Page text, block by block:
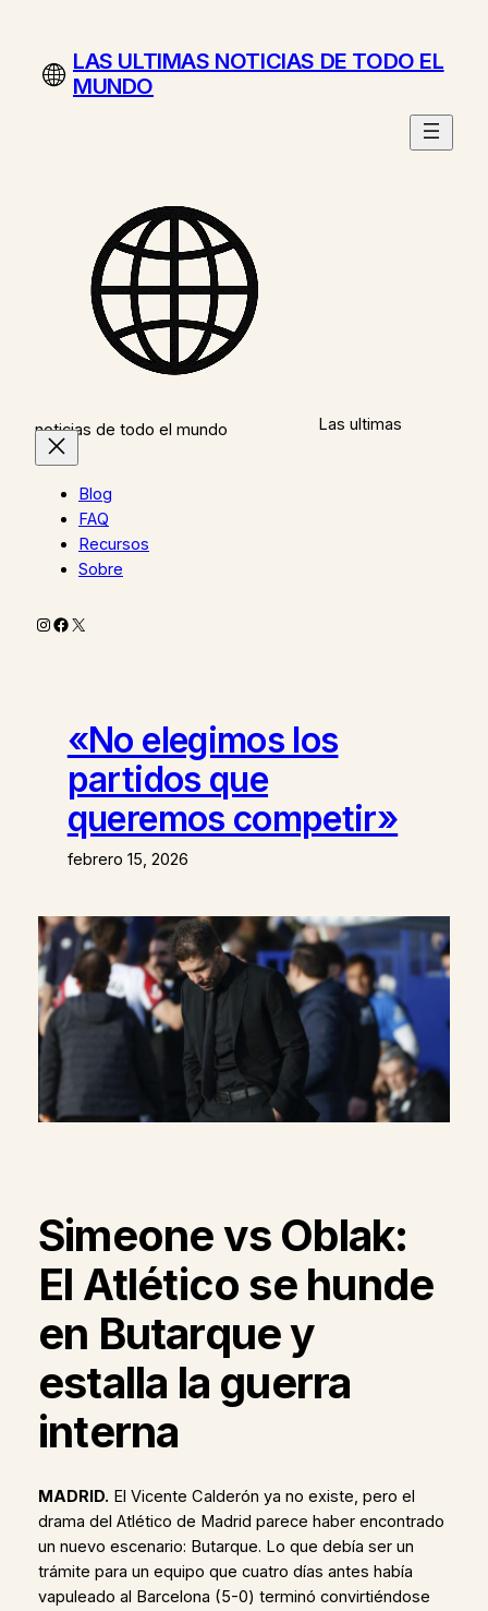
contenidoLAS ULTIMAS NOTICIAS DE TODO EL
MUNDO
Las ultimas
noticias de todo el mundo
Blog
FAQ
Recursos
Sobre
Instagram
Facebook
X
«No elegimos los
partidos que
queremos competir»
febrero 15, 2026
Simeone vs Oblak:
El Atlético se hunde
en Butarque y
estalla la guerra
interna
MADRID. El Vicente Calderón ya no existe, pero el
drama del Atlético de Madrid parece haber encontrado
un nuevo escenario: Butarque. Lo que debía ser un
trámite para un equipo que cuatro días antes había
vapuleado al Barcelona (5-0) terminó convirtiéndose